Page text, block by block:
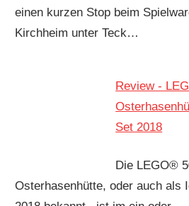
einen kurzen Stop beim
Kirchheim unter Teck…
Review -
Set 2018
Die LEGO®
Osterhasenhütte, oder auch als